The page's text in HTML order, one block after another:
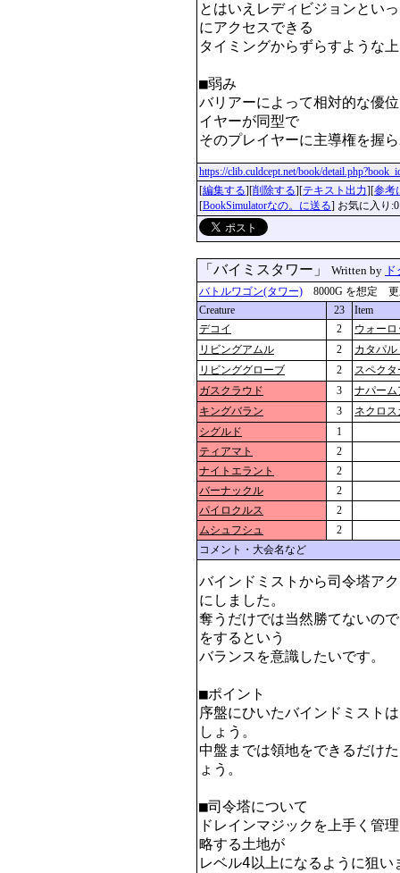
とはいえレディビジョンとい
にアクセスできる
タイミングからずらすような
■弱み
バリアーによって相対的な優
イヤーが同型で
https://clib.culdcept.net/book/
[編集する][削除する][テキスト出力][参考
[BookSimulatorなの。に送る] お気に入り:0
「バイミスタワー」 Written by
バトルワゴン(タワー) 8000G を想定 更
Creature
23
Item
デコイ
2
ウォー
リビングアムル
2
カタパル
リビンググローブ
2
スペク
ガスクラウド
3
ナパーム
キングバラン
3
ネクロ
シグルド
1
ティアマト
2
ナイトエラント
2
バーナックル
2
パイロクルス
2
ムシュフシュ
2
コメント・大会名など
バインドミストから司令塔ア
にしました。
奪うだけでは当然勝てないの
をするという
バランスを意識したいです。
■ポイント
序盤にひいたバインドミスト
しょう。
中盤までは領地をできるだけ
ょう。
■司令塔について
ドレインマジックを上手く管
略する土地が
レベル4以上になるように狙い